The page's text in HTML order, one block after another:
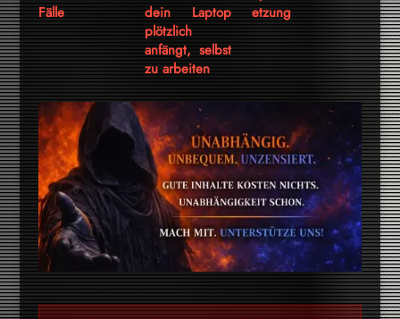
Fälle
dein Laptop
plötzlich
anfängt, selbst
zu arbeiten
etzung